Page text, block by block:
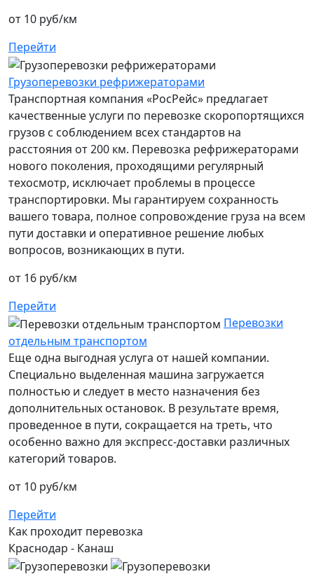
от 10 руб/км
Перейти
Грузоперевозки рефрижераторами
Транспортная компания «РосРейс» предлагает
качественные услуги по перевозке скоропортящихся
грузов с соблюдением всех стандартов на
расстояния от 200 км. Перевозка рефрижераторами
нового поколения, проходящими регулярный
техосмотр, исключает проблемы в процессе
транспортировки. Мы гарантируем сохранность
вашего товара, полное сопровождение груза на всем
пути доставки и оперативное решение любых
вопросов, возникающих в пути.
от 16 руб/км
Перейти
Перевозки
отдельным транспортом
Еще одна выгодная услуга от нашей компании.
Специально выделенная машина загружается
полностью и следует в место назначения без
дополнительных остановок. В результате время,
проведенное в пути, сокращается на треть, что
особенно важно для экспресс-доставки различных
категорий товаров.
от 10 руб/км
Перейти
Как проходит перевозка
Краснодар - Канаш